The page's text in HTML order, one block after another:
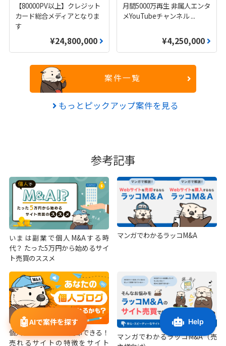
【80000PV以上】クレジット
カード総合メディアとなりま
す
¥24,800,000
月間5000万再生 非属人エンタ
メYouTubeチャンネル...
¥4,250,000
案件一覧
もっとピックアップ案件を見る
参考記事
いまは副業で個人M&Aする時
代？ たった5万円から始めるサイ
ト売買のススメ
マンガでわかるラッコM&A
個人ブログは簡単に売却できる！
売れるサイトの特徴をサイト
マンガでわかるラッコM&A（売
🤖AIで案件を探す